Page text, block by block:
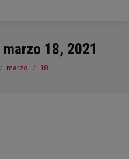
marzo 18, 2021
marzo 18